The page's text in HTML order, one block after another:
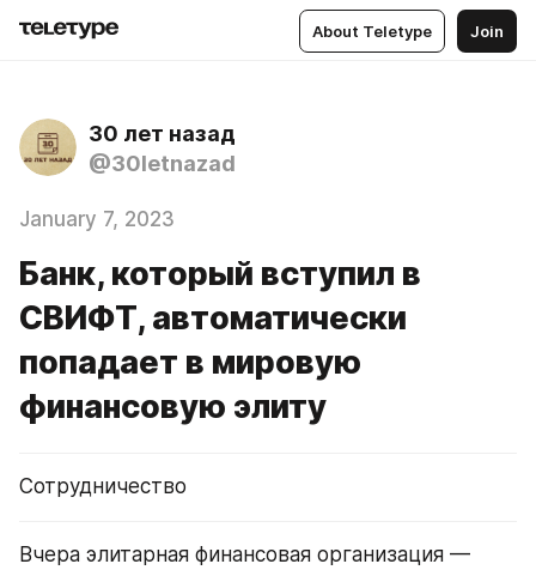
About Teletype Join
30 лет назад
@30letnazad
January 7, 2023
Банк, который вступил в
СВИФТ, автоматически
попадает в мировую
финансовую элиту
Сотрудничество
Вчера элитарная финансовая организация —